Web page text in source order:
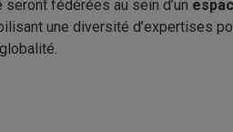
fédérées au sein d’un
une diversité d’expertises